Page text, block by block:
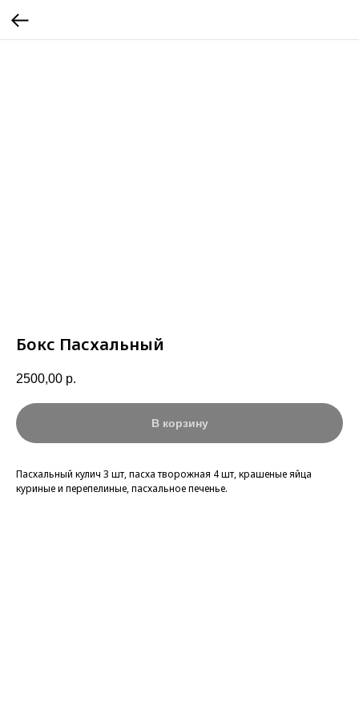
Бокс Пасхальный
2500,00 р.
В корзину
Пасхальный кулич 3 шт, пасха творожная 4 шт, крашеные яйца
куриные и перепелиные, пасхальное печенье.